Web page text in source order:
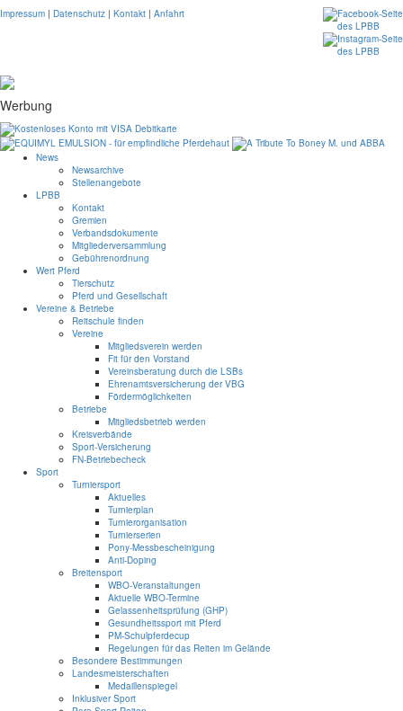
Impressum | Datenschutz | Kontakt | Anfahrt
Werbung
News
Newsarchive
Stellenangebote
LPBB
Kontakt
Gremien
Verbandsdokumente
Mitgliederversammlung
Gebührenordnung
Wert Pferd
Tierschutz
Pferd und Gesellschaft
Vereine & Betriebe
Reitschule finden
Vereine
Mitgliedsverein werden
Fit für den Vorstand
Vereinsberatung durch die LSBs
Ehrenamtsversicherung der VBG
Fördermöglichkeiten
Betriebe
Mitgliedsbetrieb werden
Kreisverbände
Sport-Versicherung
FN-Betriebecheck
Sport
Turniersport
Aktuelles
Turnierplan
Turnierorganisation
Turnierserien
Pony-Messbescheinigung
Anti-Doping
Breitensport
WBO-Veranstaltungen
Aktuelle WBO-Termine
Gelassenheitsprüfung (GHP)
Gesundheitssport mit Pferd
PM-Schulpferdecup
Regelungen für das Reiten im Gelände
Besondere Bestimmungen
Landesmeisterschaften
Medaillenspiegel
Inklusiver Sport